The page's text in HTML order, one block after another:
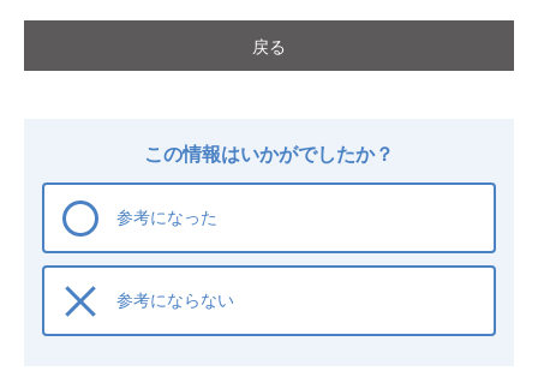
戻る
この情報はいかがでしたか？
参考になった
参考にならない